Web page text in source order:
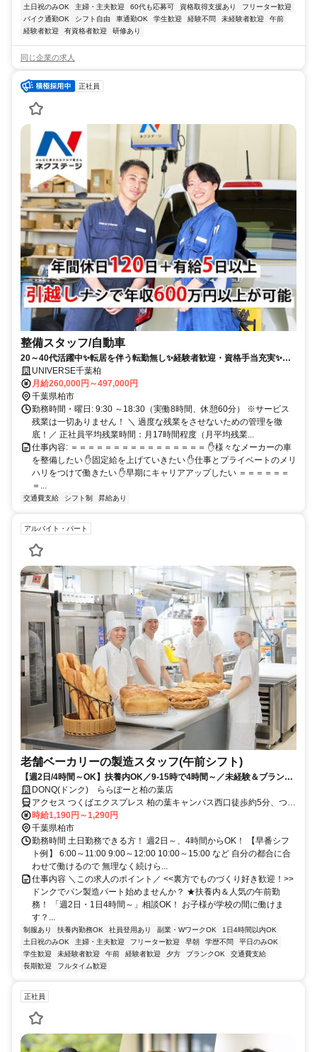
土日祝のみOK 主婦・主夫歓迎 60代も応募可 資格取得支援あり
フリーター歓迎
バイク通勤OK
シフト自由 車通勤OK 学生歓迎 経験不問 未経験者歓迎
午前
経験者歓迎
有資格者歓迎 研修あり
同じ企業の求人
正社員
整備スタッフ/自動車
20～40代活躍中✨転居を伴う転勤無し✨経験者歓迎・資格手当充実✨固
定給で年収800万円可✨ピット内冷暖房完備✨年間休日120日+有給休暇5
日でワークライフバランスも充実❗
UNIVERSE千葉柏
月給260,000円～497,000円
千葉県柏市
勤務時間・曜日: 9:30 ～18:30（実働8時間、休憩60分） ※サービス
残業は一切ありません！ ＼ 過度な残業をさせないための管理を徹
底！／ 正社員平均残業時間：月17時間程度（月平均残業...
仕事内容: ＝＝＝＝＝＝＝＝＝＝＝＝＝＝＝＝ ✋様々なメーカーの車
を整備したい ✋固定給を上げていきたい ✋仕事とプライベートのメリ
ハリをつけて働きたい ✋早期にキャリアアップしたい ＝＝＝＝＝＝
＝...
交通費支給 シフト制 昇給あり
アルバイト・パート
老舗ベーカリーの製造スタッフ(午前シフト)
【週2日/4時間～OK】扶養内OK／9-15時で4時間～／未経験＆ブランク
歓迎DONQ(ドンク) ららぽーと柏の葉店
アクセス つくばエクスプレス 柏の葉キャンパス西口徒歩約5分、つく
ばエクスプレス 柏たなか出入口2徒歩約33分、東武野田線〔アーバン
パークライン〕 初石東口徒歩約45分
時給1,190円～1,290円
千葉県柏市
勤務時間 土日勤務できる方！ 週2日～、4時間からOK！ 【早番シフ
ト例】 6:00～11:00 9:00～12:00 10:00～15:00 など 自分の都合に合
わせて働けるので 無理なく続けら...
仕事内容 ＼この求人のポイント／ <<裏方でものづくり好き歓迎！>>
ドンクでパン製造パート始めませんか？ ★扶養内＆人気の午前勤
務！ 「週2日・1日4時間～」相談OK！ お子様が学校の間に働けま
す？...
制服あり 扶養内勤務OK 社員登用あり 副業・WワークOK
1日4時間以内OK
土日祝のみOK
主婦・主夫歓迎 フリーター歓迎 早朝 学歴不問
平日のみOK
学生歓迎
未経験者歓迎 午前 経験者歓迎 夕方 ブランクOK
交通費支給
長期歓迎
フルタイム歓迎
正社員